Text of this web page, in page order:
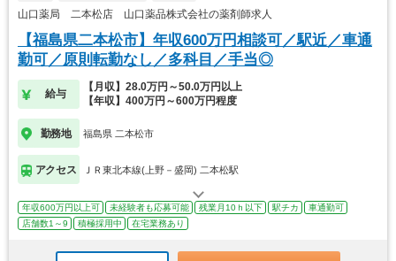
山口薬局 二本松店 山口薬品株式会社の薬剤師求人
【福島県二本松市】年収600万円相談可／駅近／車通
勤可／原則転勤なし／多科目／手当◎
給与
【月収】28.0万円～50.0万円以上
【年収】400万円～600万円程度
勤務地 福島県 二本松市
アクセス ＪＲ東北本線(上野－盛岡) 二本松駅
年収600万円以上可 未経験者も応募可能 残業月10ｈ以下 駅チカ
車通勤可
店舗数1～9
積極採用中 在宅業務あり